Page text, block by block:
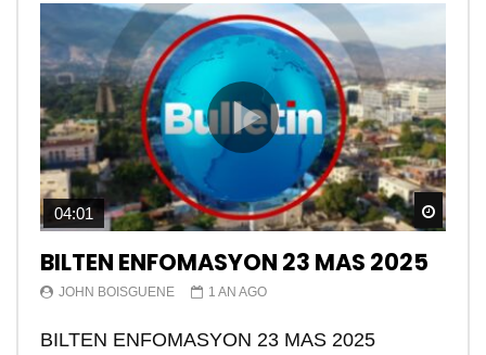
04:01
BILTEN ENFOMASYON 23 MAS 2025
JOHN BOISGUENE 1 AN AGO
BILTEN ENFOMASYON 23 MAS 2025